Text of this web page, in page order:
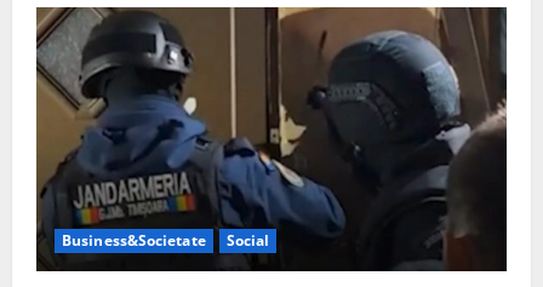
Business&Societate Social